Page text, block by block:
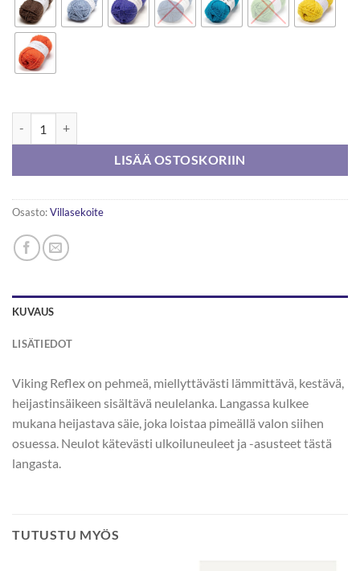
LISÄÄ OSTOSKORIIN
Osasto:Villasekoite
KUVAUS
LISÄTIEDOT
Viking Reflex on pehmeä, miellyttävästi lämmittävä, kestävä,
heijastinsäikeen sisältävä neulelanka. Langassa kulkee
mukana heijastava säie, joka loistaa pimeällä valon siihen
osuessa. Neulot kätevästi ulkoiluneuleet ja -asusteet tästä
langasta.
TUTUSTU MYÖS